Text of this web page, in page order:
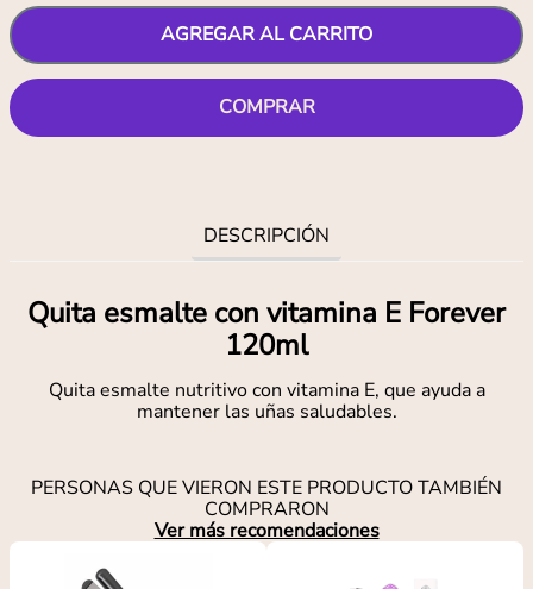
AGREGAR AL CARRITO
COMPRAR
DESCRIPCIÓN
Quita esmalte con vitamina E Forever
120ml
Quita esmalte nutritivo con vitamina E, que ayuda a
mantener las uñas saludables.
PERSONAS QUE VIERON ESTE PRODUCTO TAMBIÉN
COMPRARON
Ver más recomendaciones